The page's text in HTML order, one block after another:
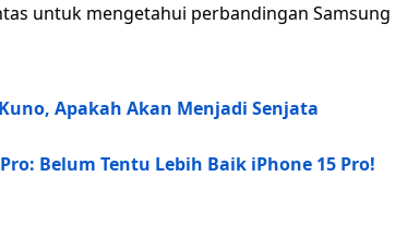
untuk mengetahui perbandingan Samsung
Apakah Akan Menjadi Senjata
Belum Tentu Lebih Baik iPhone 15 Pro!